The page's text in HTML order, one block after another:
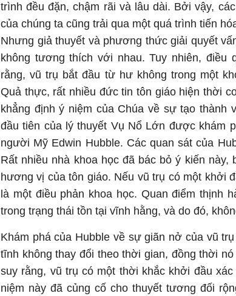
trình đều đặn, chậm rãi và lâu dài. Bởi vậy,
của chúng ta cũng trải qua một quá trình tiến
Nhưng giả thuyết và phương thức giải quyết
không tương thích với nhau. Tuy nhiên, điều
rằng, vũ trụ bắt đầu từ hư không trong một
Quả thực, rất nhiều đức tin tôn giáo hiện thời
khẳng định ý niệm của Chúa về sự tạo thành
đầu tiên của lý thuyết Vụ Nổ Lớn được khám
người Mỹ Edwin Hubble. Các quan sát của
Rất nhiều nhà khoa học đã bác bỏ ý kiến này,
hương vị của tôn giáo. Nếu vũ trụ có một khởi
là một điều phản khoa học. Quan điểm thịnh
trong trạng thái tồn tại vĩnh hằng, và do đó,
Khám phá của Hubble về sự giãn nở của vũ
tĩnh không thay đổi theo thời gian, đồng thời
suy rằng, vũ trụ có một thời khắc khởi đầu
niệm này đã củng cố cho thuyết tương đối